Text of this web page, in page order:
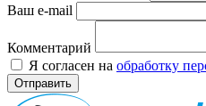
Ваш e-mail
Комментарий
Я согласен на обработку
Отправить